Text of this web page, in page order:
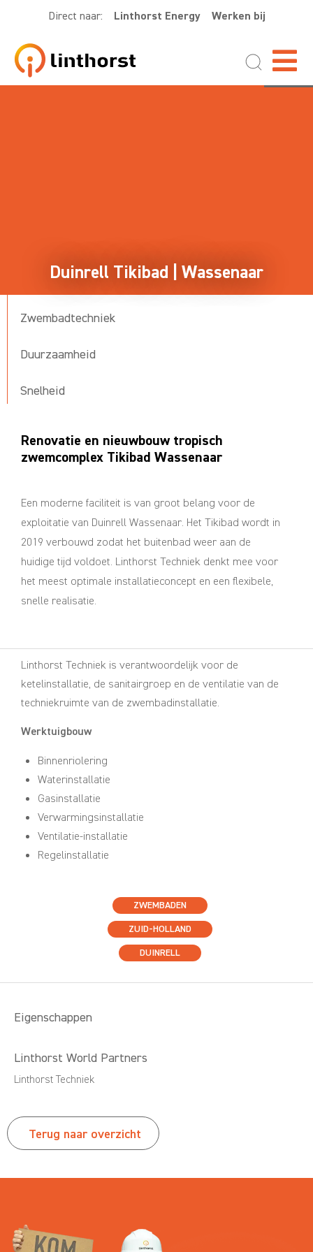
Direct naar: Linthorst Energy Werken bij
Duinrell Tikibad | Wassenaar
Zwembadtechniek
Duurzaamheid
Snelheid
Renovatie en nieuwbouw tropisch
zwemcomplex Tikibad Wassenaar
Een moderne faciliteit is van groot belang voor de
exploitatie van Duinrell Wassenaar. Het Tikibad wordt in
2019 verbouwd zodat het buitenbad weer aan de
huidige tijd voldoet. Linthorst Techniek denkt mee voor
het meest optimale installatieconcept en een flexibele,
snelle realisatie.
Linthorst Techniek is verantwoordelijk voor de
ketelinstallatie, de sanitairgroep en de ventilatie van de
techniekruimte van de zwembadinstallatie.
Werktuigbouw
Binnenriolering
Waterinstallatie
Gasinstallatie
Verwarmingsinstallatie
Ventilatie-installatie
Regelinstallatie
ZWEMBADEN
ZUID-HOLLAND
DUINRELL
Eigenschappen
Linthorst World Partners
Linthorst Techniek
Terug naar overzicht